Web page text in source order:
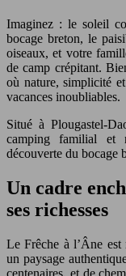
Imaginez : le soleil
bocage breton, le
oiseaux, et votre
de camp crépitant.
où nature, simplicité
vacances inoubliables.
Situé à Plougastel-
camping familial et
découverte du bocage
Un cadre
ses richesses
Le Frêche à l’Âne
un paysage
centenaires, et de